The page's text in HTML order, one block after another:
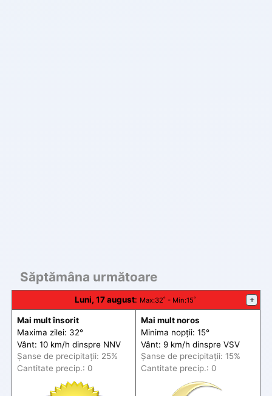
Săptămâna următoare
Luni, 17 august: Max:32˚ - Min:15˚ +
Mai mult însorit
Maxima zilei: 32°
Vânt: 10 km/h dinspre NNV
Șanse de precipitații: 25%
Cantitate precip.: 0
Mai mult noros
Minima nopții: 15°
Vânt: 9 km/h dinspre VSV
Șanse de precipitații: 15%
Cantitate precip.: 0